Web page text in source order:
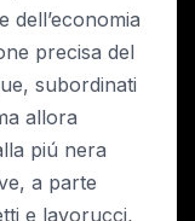
dell’economia
precisa del
subordinati
allora
piú nera
a parte
e lavorucci,